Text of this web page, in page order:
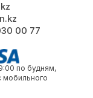
00 77
по будням,
мобильного